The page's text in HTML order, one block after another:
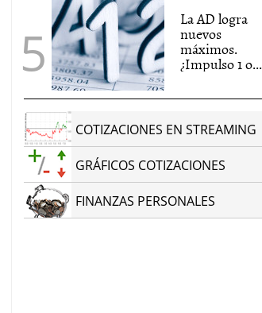
La AD logra
nuevos
máximos.
¿Impulso 1 o...
COTIZACIONES EN STREAMING
GRÁFICOS COTIZACIONES
FINANZAS PERSONALES